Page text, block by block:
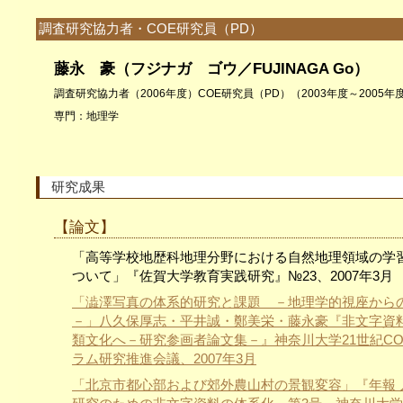
調査研究協力者・COE研究員（PD）
藤永 豪（フジナガ ゴウ／FUJINAGAGo）
調査研究協力者（2006年度）COE研究員（PD）（2003年度～2005年
専門：地理学
研究成果
【論文】
「高等学校地歴科地理分野における自然地理領域の学
ついて」『佐賀大学教育実践研究』№23、2007年3月
「澁澤写真の体系的研究と課題 －地理学的視座から
－」八久保厚志・平井誠・鄭美栄・藤永豪『非文字資
類文化へ－研究参画者論文集－』神奈川大学21世紀
ラム研究推進会議、2007年3月
「北京市都心部および郊外農山村の景観変容」『年報